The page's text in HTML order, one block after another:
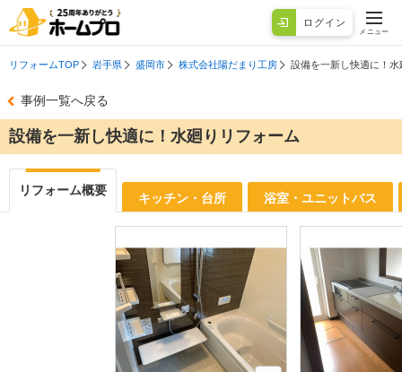
ログイン
メニュー
リフォームTOP 岩手県 盛岡市 株式会社陽だまり工房 設備を一新し快適に！
事例一覧へ戻る
設備を一新し快適に！水廻りリフォーム
リフォーム概要
キッチン・台所 浴室・ユニットバス